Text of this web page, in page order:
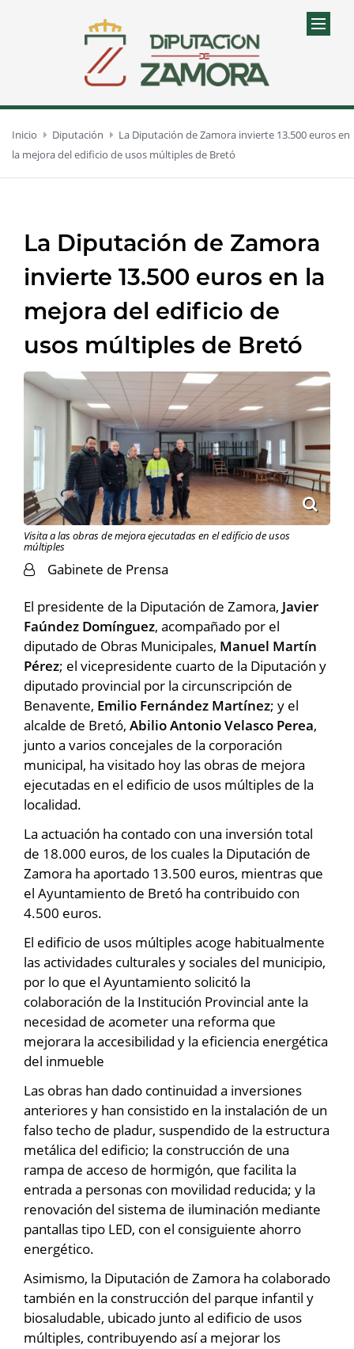
Inicio Diputación
La Diputación de Zamora invierte 13.500 euros en
la mejora del edificio de usos múltiples de Bretó
La Diputación de Zamora
invierte 13.500 euros en la
mejora del edificio de
usos múltiples de Bretó
Visita a las obras de mejora ejecutadas en el edificio de usos
múltiples
Gabinete de Prensa
El presidente de la Diputación de Zamora, Javier
Faúndez Domínguez, acompañado por el
diputado de Obras Municipales, Manuel Martín
Pérez; el vicepresidente cuarto de la Diputación y
diputado provincial por la circunscripción de
Benavente, Emilio Fernández Martínez; y el
alcalde de Bretó, Abilio Antonio Velasco Perea,
junto a varios concejales de la corporación
municipal, ha visitado hoy las obras de mejora
ejecutadas en el edificio de usos múltiples de la
localidad.
La actuación ha contado con una inversión total
de 18.000 euros, de los cuales la Diputación de
Zamora ha aportado 13.500 euros, mientras que
el Ayuntamiento de Bretó ha contribuido con
4.500 euros.
El edificio de usos múltiples acoge habitualmente
las actividades culturales y sociales del municipio,
por lo que el Ayuntamiento solicitó la
colaboración de la Institución Provincial ante la
necesidad de acometer una reforma que
mejorara la accesibilidad y la eficiencia energética
del inmueble
Las obras han dado continuidad a inversiones
anteriores y han consistido en la instalación de un
falso techo de pladur, suspendido de la estructura
metálica del edificio; la construcción de una
rampa de acceso de hormigón, que facilita la
entrada a personas con movilidad reducida; y la
renovación del sistema de iluminación mediante
pantallas tipo LED, con el consiguiente ahorro
energético.
Asimismo, la Diputación de Zamora ha colaborado
también en la construcción del parque infantil y
biosaludable, ubicado junto al edificio de usos
múltiples, contribuyendo así a mejorar los